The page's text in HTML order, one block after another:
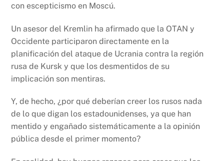
con escepticismo en Moscú.
Un asesor del Kremlin ha afirmado que la OTAN y
Occidente participaron directamente en la
planificación del ataque de Ucrania contra la región
rusa de Kursk y que los desmentidos de su
implicación son mentiras.
Y, de hecho, ¿por qué deberían creer los rusos nada
de lo que digan los estadounidenses, ya que han
mentido y engañado sistemáticamente a la opinión
pública desde el primer momento?